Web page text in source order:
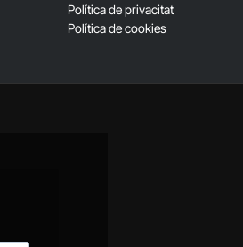
Política de privacitat
Política de cookies